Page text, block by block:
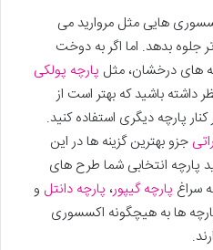
هایی مثل مروارید می
جلوه بدهد. اما اگر به دوخت
های درخشان، مثل پارچه پولکی
داشته باشید که بهتر است از
پارچه دیگری استفاده کنید.
جزو بهترین گزینه ها در این
پارچه انتخابی شما طرح های
سراغ پارچه گیپور، پارچه دانتل و
ها به هیچگونه اکسسوری